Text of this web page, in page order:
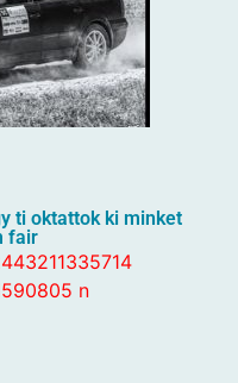
ti oktattok ki minket
fair